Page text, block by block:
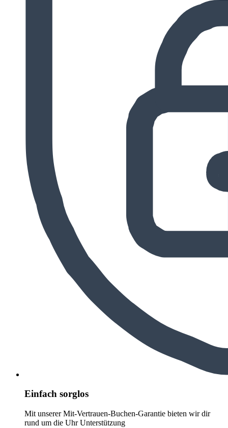
Einfach sorglos
Mit unserer Mit-Vertrauen-Buchen-Garantie bieten wir dir
rund um die Uhr Unterstützung